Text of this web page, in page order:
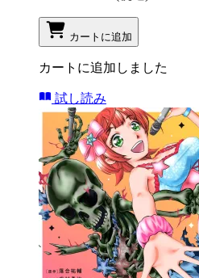
カートに追加
カートに追加しました
試し読み